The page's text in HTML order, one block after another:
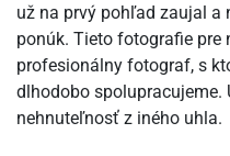
už na prvý pohľad zaujal a
ponúk. Tieto fotografie pre
profesionálny fotograf, s
dlhodobo spolupracujeme.
nehnuteľnosť z iného uhla.